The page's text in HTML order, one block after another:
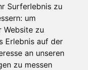
Surferlebnis zu
um
Website zu
Erlebnis auf der
an unseren
zu messen